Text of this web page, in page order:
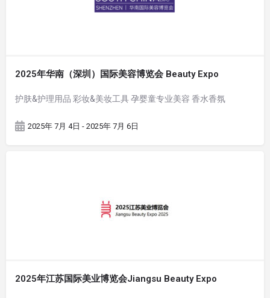
2025年华南（深圳）国际美容博览会 Beauty Expo
护肤&护理用品 彩妆&美妆工具 孕婴童专业美容 香水香氛
2025年 7月 4日 - 2025年 7月 6日
2025年江苏国际美业博览会Jiangsu Beauty Expo